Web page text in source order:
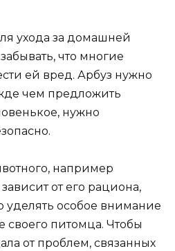
ухода за домашней
что многие
ей вред. Арбуз нужно
чем предложить
нужно
например
от его рациона,
уделять особое внимание
своего питомца. Чтобы
от проблем, связанных